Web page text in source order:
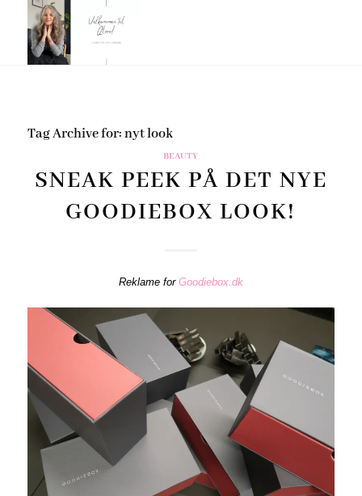
Tag Archive for:nyt look
BEAUTY
SNEAK PEEK PÅ DET NYE
GOODIEBOX LOOK!
Reklame for Goodiebox.dk